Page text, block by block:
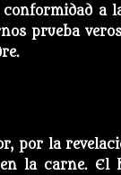
a
prueba
por la
la carne. El